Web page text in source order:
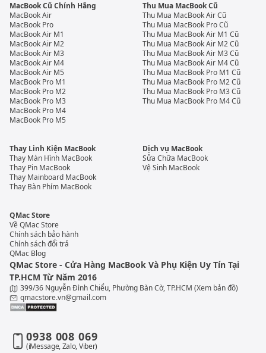
MacBook Cũ Chính Hãng
MacBook Air
MacBook Pro
MacBook Air M1
MacBook Air M2
MacBook Air M3
MacBook Air M4
MacBook Air M5
MacBook Pro M1
MacBook Pro M2
MacBook Pro M3
MacBook Pro M4
MacBook Pro M5
Thu Mua MacBook Cũ
Thu Mua MacBook Air Cũ
Thu Mua MacBook Pro Cũ
Thu Mua MacBook Air M1 Cũ
Thu Mua MacBook Air M2 Cũ
Thu Mua MacBook Air M3 Cũ
Thu Mua MacBook Air M4 Cũ
Thu Mua MacBook Pro M1 Cũ
Thu Mua MacBook Pro M2 Cũ
Thu Mua MacBook Pro M3 Cũ
Thu Mua MacBook Pro M4 Cũ
Thay Linh Kiện MacBook
Thay Màn Hình MacBook
Thay Pin MacBook
Thay Mainboard MacBook
Thay Bàn Phím MacBook
Dịch vụ MacBook
Sửa Chữa MacBook
Vệ Sinh MacBook
QMac Store
Về QMac Store
Chính sách bảo hành
Chính sách đổi trả
QMac Blog
QMac Store - Cửa Hàng MacBook Và Phụ Kiện Uy Tín Tại
TP.HCM Từ Năm 2016
399/36 Nguyễn Đình Chiểu, Phường Bàn Cờ, TP.HCM (Xem bản đồ)
qmacstore.vn@gmail.com
0938 008 069
(iMessage, Zalo, Viber)